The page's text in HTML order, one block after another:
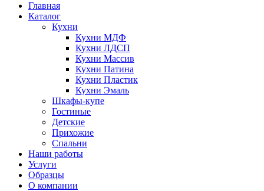
Главная
Каталог
Кухни
Кухни МДФ
Кухни ЛДСП
Кухни Массив
Кухни Патина
Кухни Пластик
Кухни Эмаль
Шкафы-купе
Гостиные
Детские
Прихожие
Спальни
Наши работы
Услуги
Образцы
О компании